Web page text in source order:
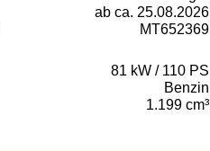
ab ca. 25.08.2026
MT652369
81 kW / 110 PS
Benzin
1.199 cm³